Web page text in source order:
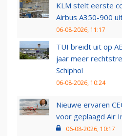
KLM stelt eerste
Airbus A350-900
06-08-2026, 11:17
TUI breidt uit op
jaar meer
Schiphol
06-08-2026, 10:24
Nieuwe ervaren
voor geplaagd Air
06-08-2026, 10:17